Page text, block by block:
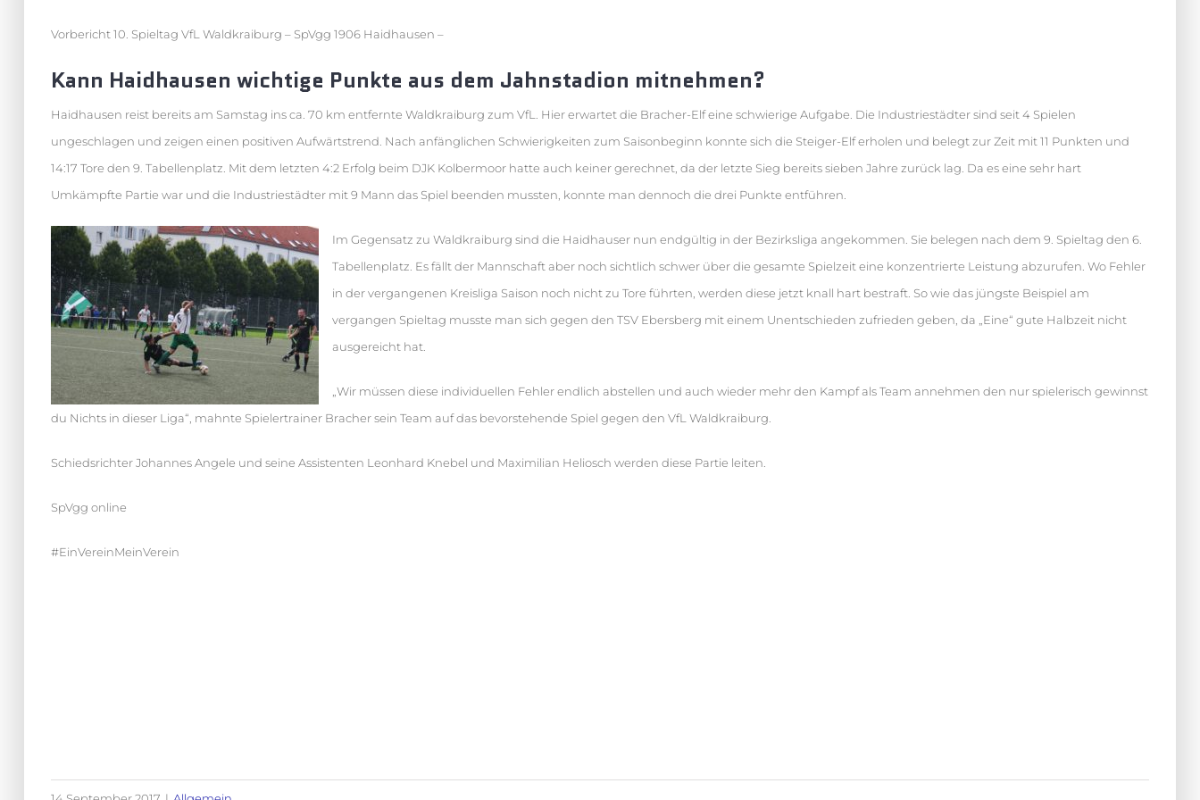
Vorbericht 10. Spieltag VfL Waldkraiburg – SpVgg 1906 Haidhausen –
Kann Haidhausen wichtige Punkte aus dem Jahnstadion mitnehmen?
Haidhausen reist bereits am Samstag ins ca. 70 km entfernte Waldkraiburg zum VfL. Hier erwartet die Bracher-Elf eine schwierige Aufgabe. Die Industriestädter sind seit 4 Spielen
ungeschlagen und zeigen einen positiven Aufwärtstrend. Nach anfänglichen Schwierigkeiten zum Saisonbeginn konnte sich die Steiger-Elf erholen und belegt zur Zeit mit 11 Punkten und
14:17 Tore den 9. Tabellenplatz. Mit dem letzten 4:2 Erfolg beim DJK Kolbermoor hatte auch keiner gerechnet, da der letzte Sieg bereits sieben Jahre zurück lag. Da es eine sehr hart
Umkämpfte Partie war und die Industriestädter mit 9 Mann das Spiel beenden mussten, konnte man dennoch die drei Punkte entführen.
Im Gegensatz zu Waldkraiburg sind die Haidhauser nun endgültig in der Bezirksliga angekommen. Sie belegen nach dem 9. Spieltag den 6.
Tabellenplatz. Es fällt der Mannschaft aber noch sichtlich schwer über die gesamte Spielzeit eine konzentrierte Leistung abzurufen. Wo Fehler
in der vergangenen Kreisliga Saison noch nicht zu Tore führten, werden diese jetzt knall hart bestraft. So wie das jüngste Beispiel am
vergangen Spieltag musste man sich gegen den TSV Ebersberg mit einem Unentschieden zufrieden geben, da „Eine“ gute Halbzeit nicht
ausgereicht hat.
„Wir müssen diese individuellen Fehler endlich abstellen und auch wieder mehr den Kampf als Team annehmen den nur spielerisch gewinnst
du Nichts in dieser Liga“, mahnte Spielertrainer Bracher sein Team auf das bevorstehende Spiel gegen den VfL Waldkraiburg.
Schiedsrichter Johannes Angele und seine Assistenten Leonhard Knebel und Maximilian Heliosch werden diese Partie leiten.
SpVgg online
#EinVereinMeinVerein